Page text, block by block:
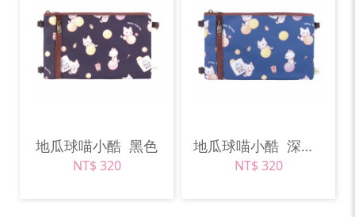
地瓜球喵小酷 黑色
NT$ 320
地瓜球喵小酷 深藍色
NT$ 320